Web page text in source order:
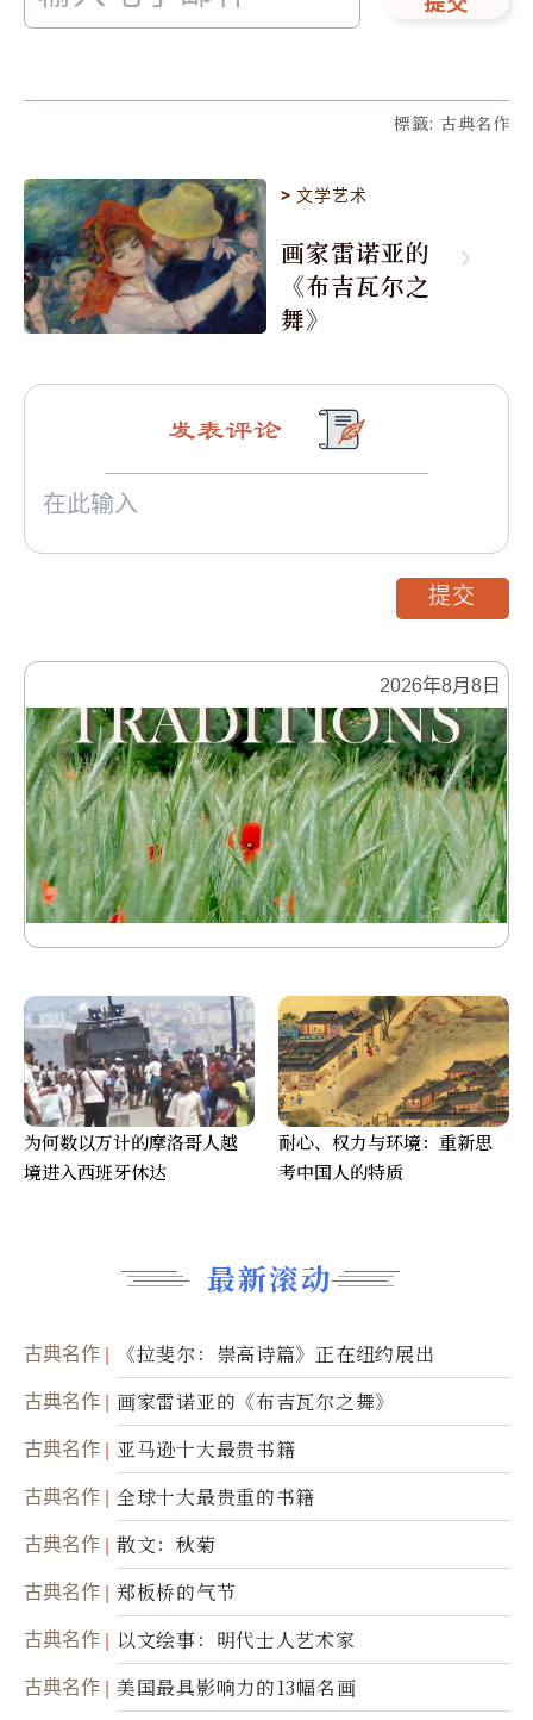
提交
標籤: 古典名作
>文学艺术
画家雷诺亚的
《布吉瓦尔之
舞》
2026年8月8日
最新滚动
古典名作 《拉斐尔：崇高诗篇》正在纽约展出
古典名作 画家雷诺亚的《布吉瓦尔之舞》
古典名作 亚马逊十大最贵书籍
古典名作 全球十大最贵重的书籍
古典名作 散文：秋菊
古典名作 郑板桥的气节
古典名作 以文绘事：明代士人艺术家
古典名作 美国最具影响力的13幅名画
发表评论
提交
为何数以万计的摩洛哥人越
境进入西班牙休达
耐心、权力与环境：重新思
考中国人的特质